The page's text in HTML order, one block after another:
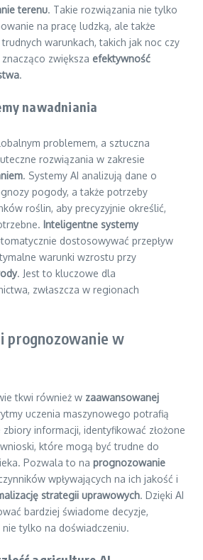
terenu. Takie rozwiązania nie tylko
na pracę ludzką, ale także
warunkach, takich jak noc czy
zwiększa efektywność
.
nawadniania
problemem, a sztuczna
rozwiązania w zakresie
. Systemy AI analizują dane o
pogody, a także potrzeby
roślin, aby precyzyjnie określić,
Inteligentne systemy
dostosowywać przepływ
warunki wzrostu przy
. Jest to kluczowe dla
zwłaszcza w regionach
prognozowanie w
tkwi również w zaawansowanej
uczenia maszynowego potrafią
informacji, identyfikować złożone
które mogą być trudne do
Pozwala to na prognozowanie
wpływających na ich jakość i
strategii uprawowych. Dzięki AI
bardziej świadome decyzje,
tylko na doświadczeniu.